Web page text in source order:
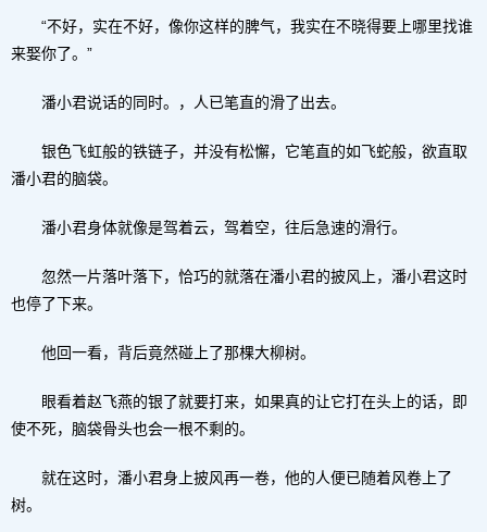
“不好，实在不好，像你这样的脾气，我实在不晓得要上哪里找谁
来娶你了。”
潘小君说话的同时。，人已笔直的滑了出去。
银色飞虹般的铁链子，并没有松懈，它笔直的如飞蛇般，欲直取
潘小君的脑袋。
潘小君身体就像是驾着云，驾着空，往后急速的滑行。
忽然一片落叶落下，恰巧的就落在潘小君的披风上，潘小君这时
也停了下来。
他回一看，背后竟然碰上了那棵大柳树。
眼看着赵飞燕的银了就要打来，如果真的让它打在头上的话，即
使不死，脑袋骨头也会一根不剩的。
就在这时，潘小君身上披风再一卷，他的人便已随着风卷上了
树。